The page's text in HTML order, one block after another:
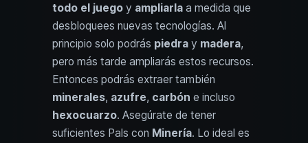
todo el juego y ampliarla a medida que
desbloquees nuevas tecnologías. Al
principio solo podrás piedra y madera,
pero más tarde ampliarás estos recursos.
Entonces podrás extraer también
minerales, azufre, carbón e incluso
hexocuarzo. Asegúrate de tener
suficientes Pals con Minería. Lo ideal es